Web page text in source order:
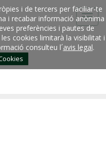
i de tercers per faciliar-te
i recabar informació anònima
preferències i pautes de
cookies limitarà la visibilitat i
consulteu l´avis legal.